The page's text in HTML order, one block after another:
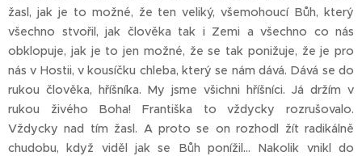
žasl, jak je to možné, že ten veliký, všemohoucí Bůh, který
všechno stvořil, jak člověka tak i Zemi a všechno co nás
obklopuje, jak je to jen možné, že se tak ponižuje, že je pro
nás v Hostii, v kousíčku chleba, který se nám dává. Dává se do
rukou člověka, hříšníka. My jsme všichni hříšníci. Já držím v
rukou živého Boha! Františka to vždycky rozrušovalo.
Vždycky nad tím žasl. A proto se on rozhodl žít radikálně
chudobu, když viděl jak se Bůh ponížil… Nakolik vnikl do